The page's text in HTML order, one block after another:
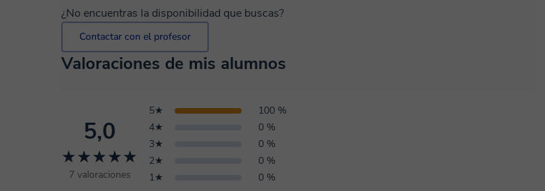
¿No encuentras la disponibilidad que buscas?
Contactar con el profesor
Valoraciones de mis alumnos
5,0
★★★★★
7 valoraciones
5★
100 %
4★
0 %
3★
0 %
2★
0 %
1★
0 %